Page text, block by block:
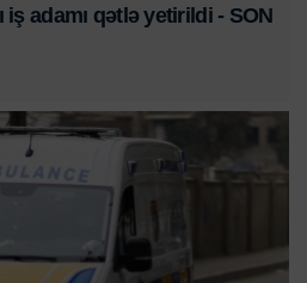
iş adamı qətlə yetirildi - SON